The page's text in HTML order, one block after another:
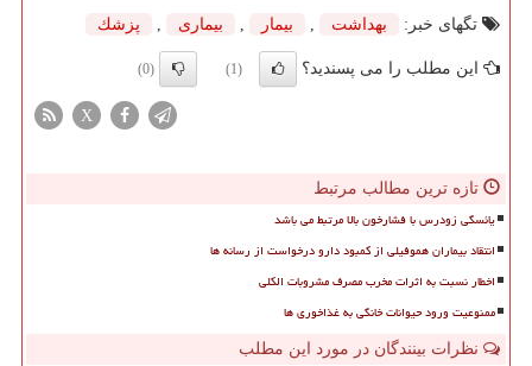
تگهای خبر:
بهداشت , بیمار , بیماری , پزشك
این مطلب را می پسندید؟ (1)
(0)
X
تازه ترین مطالب مرتبط
یائسگی زودرس با فشارخون بالا مرتبط می باشد
انتقاد بیماران هموفیلی از کمبود دارو درخواست از رسانه ها
اخطار نسبت به اثرات مخرب مصرف مشروبات الکلی
ممنوعیت ورود حیوانات خانگی به غذاخوری ها
نظرات بینندگان در مورد این مطلب